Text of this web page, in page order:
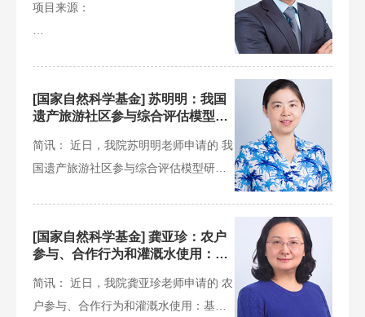
项目来源：
项目类别：
面上科学基金项目
2017年
项目主持人：
[国家自然科学基金] 苏明明：我国
遗产旅游社区参与综合评估模型研
简讯： 近日，我院苏明明老师申请的 我
国遗产旅游社区参与综合评估模型研究
[国家自然科学基金] 龚亚珍：农户
参与、合作行为和灌溉水使用：基
简讯： 近日，我院龚亚珍老师申请的 农
户参与、合作行为和灌溉水使用：基于